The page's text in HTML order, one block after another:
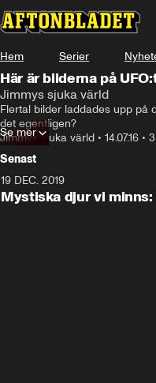
Hem Serier
Här är bilderna på
Jimmys sjuka värld
Flertal bilder laddades upp på
det egentligen?
Jimmys sjuka värld • 14.07.16 •
Se mer
Senast
19 DEC. 2019
Mystiska djur vi